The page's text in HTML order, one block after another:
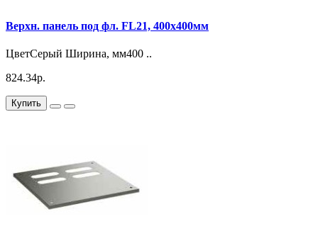
Верхн. панель под фл. FL21, 400x400мм
ЦветСерый Ширина, мм400 ..
824.34р.
Купить